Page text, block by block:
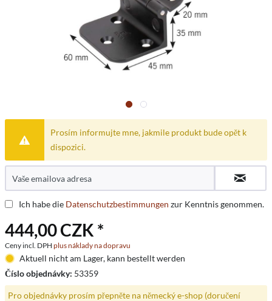
Prosím informujte mne, jakmile produkt bude opět k
dispozici.
Ich habe die Datenschutzbestimmungen zur Kenntnis genommen.
444,00 CZK *
Ceny incl. DPH plus náklady na dopravu
Aktuell nicht am Lager, kann bestellt werden
Číslo objednávky: 53359
Pro objednávky prosím přepněte na německý e-shop (doručení